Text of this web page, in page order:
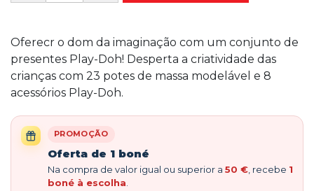
Oferecr o dom da imaginação com um conjunto de
presentes Play-Doh! Desperta a criatividade das
crianças com 23 potes de massa modelável e 8
acessórios Play-Doh.
PROMOÇÃO
Oferta de 1 boné
Na compra de valor igual ou superior a 50 € , recebe 1
boné à escolha